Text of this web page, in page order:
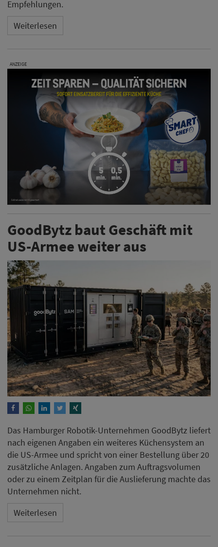
Empfehlungen.
Weiterlesen
ANZEIGE
GoodBytz baut Geschäft mit
US-Armee weiter aus
Das Hamburger Robotik-Unternehmen GoodBytz liefert
nach eigenen Angaben ein weiteres Küchensystem an
die US-Armee und spricht von einer Bestellung über 20
zusätzliche Anlagen. Angaben zum Auftragsvolumen
oder zu einem Zeitplan für die Auslieferung machte das
Unternehmen nicht.
Weiterlesen